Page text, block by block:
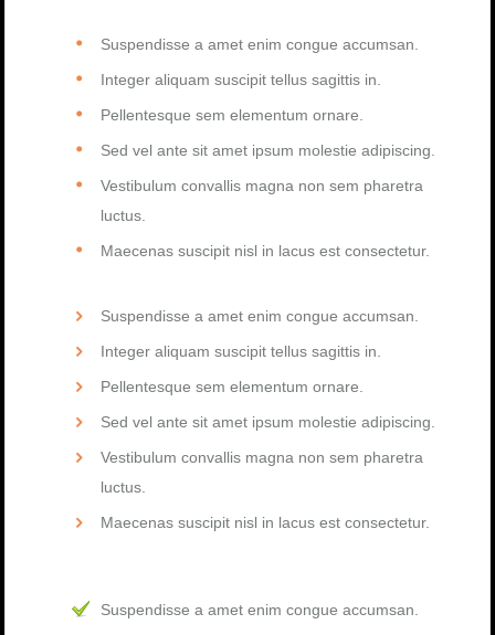
Suspendisse a amet enim congue accumsan.
Integer aliquam suscipit tellus sagittis in.
Pellentesque sem elementum ornare.
Sed vel ante sit amet ipsum molestie adipiscing.
Vestibulum convallis magna non sem pharetra
luctus.
Maecenas suscipit nisl in lacus est consectetur.
Suspendisse a amet enim congue accumsan.
Integer aliquam suscipit tellus sagittis in.
Pellentesque sem elementum ornare.
Sed vel ante sit amet ipsum molestie adipiscing.
Vestibulum convallis magna non sem pharetra
luctus.
Maecenas suscipit nisl in lacus est consectetur.
Suspendisse a amet enim congue accumsan.